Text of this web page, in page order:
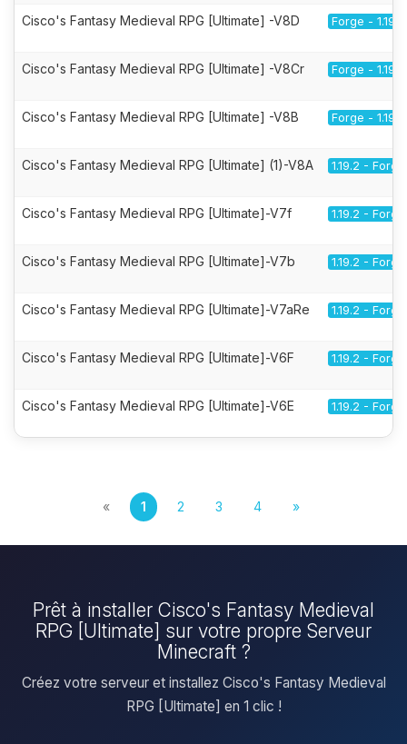
Cisco's Fantasy Medieval RPG [Ultimate] -V8D Forge - 1.19.2
Cisco's Fantasy Medieval RPG [Ultimate] -V8Cr Forge - 1.19.2
Cisco's Fantasy Medieval RPG [Ultimate] -V8B Forge - 1.19.2
Cisco's Fantasy Medieval RPG [Ultimate] (1)-V8A 1.19.2 - Forge
Cisco's Fantasy Medieval RPG [Ultimate]-V7f 1.19.2 - Forge
Cisco's Fantasy Medieval RPG [Ultimate]-V7b 1.19.2 - Forge
Cisco's Fantasy Medieval RPG [Ultimate]-V7aRe 1.19.2 - Forge
Cisco's Fantasy Medieval RPG [Ultimate]-V6F 1.19.2 - Forge
Cisco's Fantasy Medieval RPG [Ultimate]-V6E 1.19.2 - Forge
« 1 2 3 4 »
Prêt à installer Cisco's Fantasy Medieval
RPG [Ultimate] sur votre propre Serveur
Minecraft ?
Créez votre serveur et installez Cisco's Fantasy Medieval
RPG [Ultimate] en 1 clic !